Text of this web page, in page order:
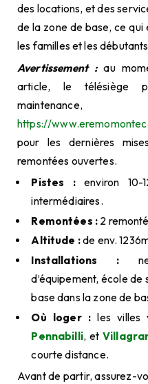
des locations, et des
de la zone de base, ce
les familles et les
Avertissement :au
article, le télésiège
https://
pour les dernières
remontées ouvertes.
Pistes :environ 10-
intermédiaires.
Remontées : 2
Altitude :de env.
Installations :
d’équipement, école
base dans la zone de
Où loger : les villes
Pennabilli, et
courte distance.
Avant de partir, assurez-